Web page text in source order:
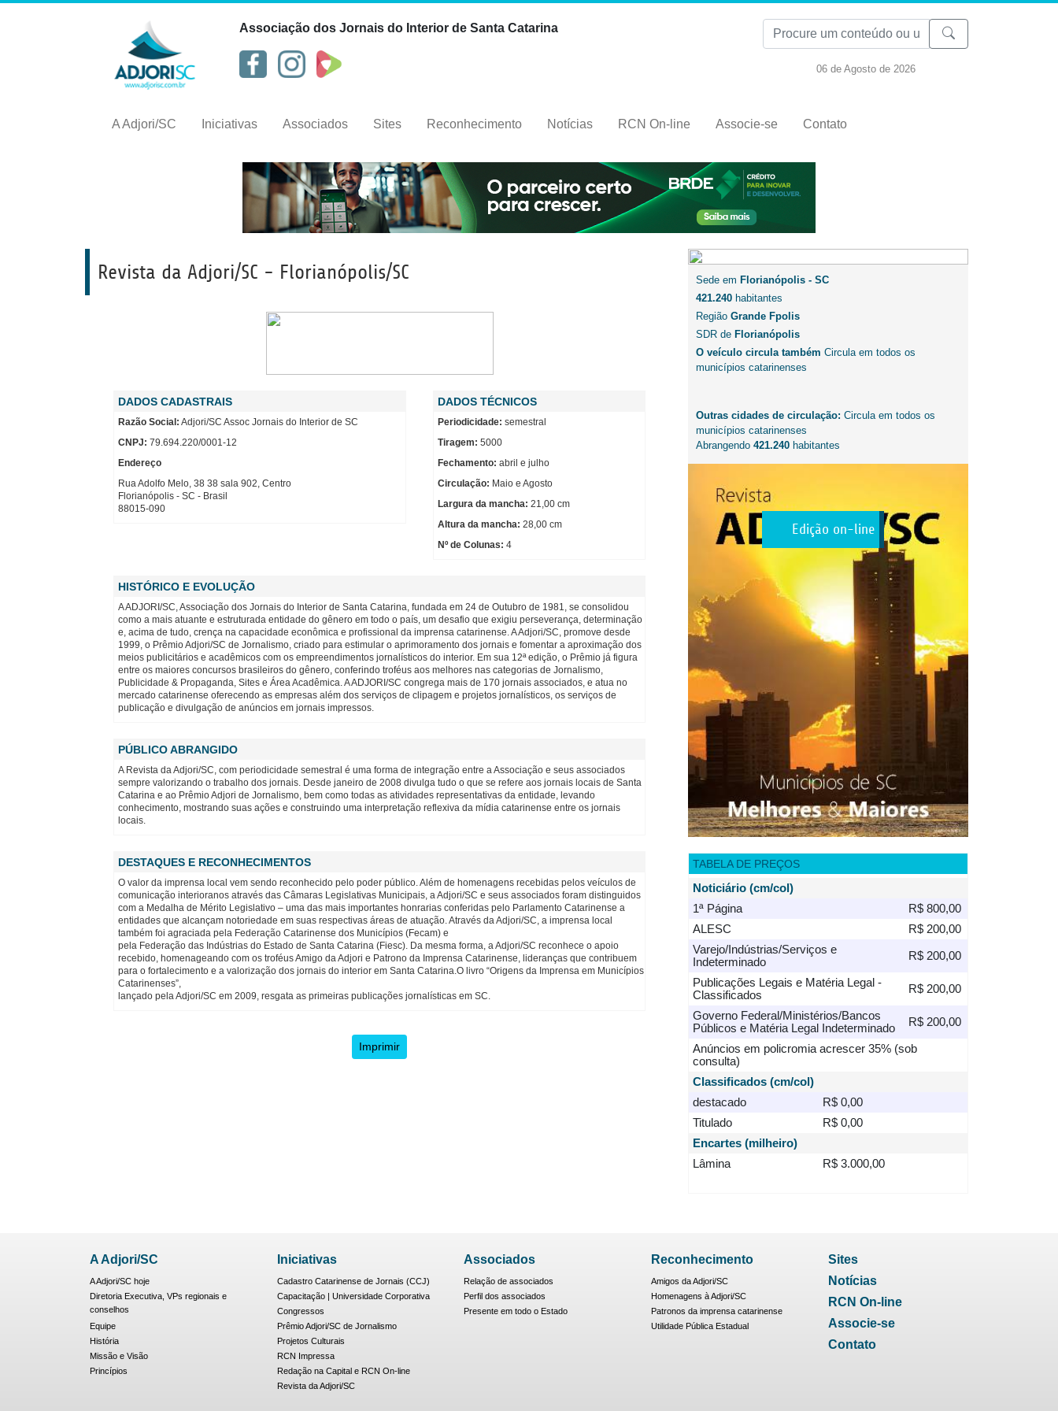
Associação dos Jornais do Interior de Santa Catarina
06 de Agosto de 2026
A Adjori/SC Iniciativas Associados Sites Reconhecimento Notícias RCN On-line Associe-se Contato
Revista da Adjori/SC - Florianópolis/SC
DADOS CADASTRAIS
Razão Social: Adjori/SC Assoc Jornais do Interior de SC
CNPJ: 79.694.220/0001-12
Endereço
Rua Adolfo Melo, 38 38 sala 902, Centro
Florianópolis - SC - Brasil
88015-090
DADOS TÉCNICOS
Periodicidade: semestral
Tiragem: 5000
Fechamento: abril e julho
Circulação: Maio e Agosto
Largura da mancha: 21,00 cm
Altura da mancha: 28,00 cm
Nº de Colunas: 4
HISTÓRICO E EVOLUÇÃO
A ADJORI/SC, Associação dos Jornais do Interior de Santa Catarina, fundada em 24 de Outubro de 1981, se consolidou
como a mais atuante e estruturada entidade do gênero em todo o país, um desafio que exigiu perseverança, determinação
e, acima de tudo, crença na capacidade econômica e profissional da imprensa catarinense. A Adjori/SC, promove desde
1999, o Prêmio Adjori/SC de Jornalismo, criado para estimular o aprimoramento dos jornais e fomentar a aproximação dos
meios publicitários e acadêmicos com os empreendimentos jornalísticos do interior. Em sua 12ª edição, o Prêmio já figura
entre os maiores concursos brasileiros do gênero, conferindo troféus aos melhores nas categorias de Jornalismo,
Publicidade & Propaganda, Sites e Área Acadêmica. A ADJORI/SC congrega mais de 170 jornais associados, e atua no
mercado catarinense oferecendo as empresas além dos serviços de clipagem e projetos jornalísticos, os serviços de
publicação e divulgação de anúncios em jornais impressos.
PÚBLICO ABRANGIDO
A Revista da Adjori/SC, com periodicidade semestral é uma forma de integração entre a Associação e seus associados
sempre valorizando o trabalho dos jornais. Desde janeiro de 2008 divulga tudo o que se refere aos jornais locais de Santa
Catarina e ao Prêmio Adjori de Jornalismo, bem como todas as atividades representativas da entidade, levando
conhecimento, mostrando suas ações e construindo uma interpretação reflexiva da mídia catarinense entre os jornais
locais.
DESTAQUES E RECONHECIMENTOS
O valor da imprensa local vem sendo reconhecido pelo poder público. Além de homenagens recebidas pelos veículos de
comunicação interioranos através das Câmaras Legislativas Municipais, a Adjori/SC e seus associados foram distinguidos
com a Medalha de Mérito Legislativo – uma das mais importantes honrarias conferidas pelo Parlamento Catarinense a
entidades que alcançam notoriedade em suas respectivas áreas de atuação. Através da Adjori/SC, a imprensa local
também foi agraciada pela Federação Catarinense dos Municípios (Fecam) e
pela Federação das Indústrias do Estado de Santa Catarina (Fiesc). Da mesma forma, a Adjori/SC reconhece o apoio
recebido, homenageando com os troféus Amigo da Adjori e Patrono da Imprensa Catarinense, lideranças que contribuem
para o fortalecimento e a valorização dos jornais do interior em Santa Catarina.O livro “Origens da Imprensa em Municípios
Catarinenses”,
lançado pela Adjori/SC em 2009, resgata as primeiras publicações jornalísticas em SC.
Imprimir
Sede em Florianópolis - SC
421.240 habitantes
Região Grande Fpolis
SDR de Florianópolis
O veículo circula também Circula em todos os
municípios catarinenses
Outras cidades de circulação: Circula em todos os
municípios catarinenses
Abrangendo 421.240 habitantes
Edição on-line
TABELA DE PREÇOS
Noticiário (cm/col)
1ª Página
R$ 800,00
ALESC
R$ 200,00
Varejo/Indústrias/Serviços e
Indeterminado
R$ 200,00
Publicações Legais e Matéria Legal -
Classificados
R$ 200,00
Governo Federal/Ministérios/Bancos
Públicos e Matéria Legal Indeterminado
R$ 200,00
Anúncios em policromia acrescer 35% (sob
consulta)
Classificados (cm/col)
destacado
R$ 0,00
Titulado
R$ 0,00
Encartes (milheiro)
Lâmina
R$ 3.000,00
A Adjori/SC
A Adjori/SC hoje
Diretoria Executiva, VPs regionais e
conselhos
Equipe
História
Missão e Visão
Princípios
Iniciativas
Cadastro Catarinense de Jornais (CCJ)
Capacitação | Universidade Corporativa
Congressos
Prêmio Adjori/SC de Jornalismo
Projetos Culturais
RCN Impressa
Redação na Capital e RCN On-line
Revista da Adjori/SC
Associados
Relação de associados
Perfil dos associados
Presente em todo o Estado
Reconhecimento
Amigos da Adjori/SC
Homenagens à Adjori/SC
Patronos da imprensa catarinense
Utilidade Pública Estadual
Sites
Notícias
RCN On-line
Associe-se
Contato